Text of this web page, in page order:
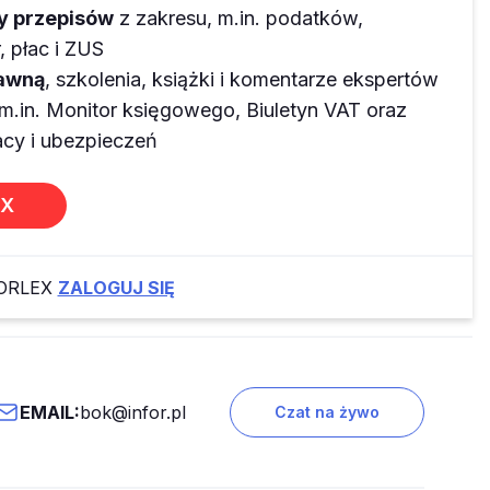
przepisówz zakresu, m.in. podatków,
i ZUS
, szkolenia, książki i komentarze ekspertów
Monitor księgowego, Biuletyn VAT oraz
i ubezpieczeń
ZALOGUJ SIĘ
EMAIL:bok@infor.pl Czat na żywo